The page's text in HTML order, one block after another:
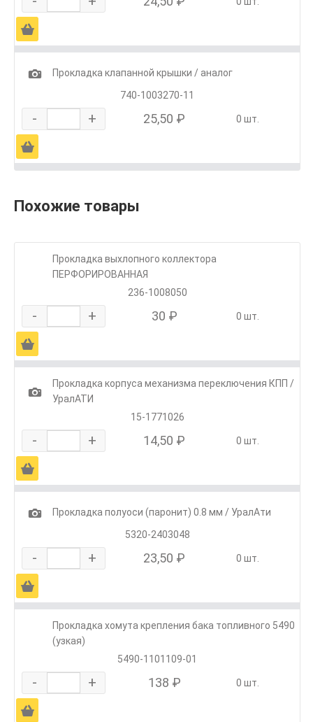
Ä
1
Прокладка клапанной крышки / аналог
740-1003270-11
- + 25,50 ₽ 0 шт.
Ä
Похожие товары
Прокладка выхлопного коллектора
ПЕРФОРИРОВАННАЯ
236-1008050
- + 30 ₽ 0 шт.
Ä
1
Прокладка корпуса механизма переключения КПП /
УралАТИ
15-1771026
- + 14,50 ₽ 0 шт.
Ä
1
Прокладка полуоси (паронит) 0.8 мм / УралАти
5320-2403048
- + 23,50 ₽ 0 шт.
Ä
Прокладка хомута крепления бака топливного 5490
(узкая)
5490-1101109-01
- + 138 ₽ 0 шт.
Ä